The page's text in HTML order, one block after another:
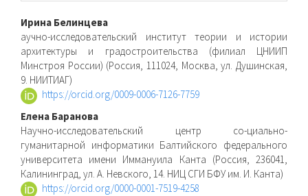
Основное
содержимое
статьи
Ирина Белинцева
аучно-исследовательский институт теории и истории
архитектуры и градостроительства (филиал ЦНИИП
Минстроя России) (Россия, 111024, Москва, ул. Душинская,
9. НИИТИАГ)
https://orcid.org/0009-0006-7126-7759
Елена Баранова
Научно-исследовательский центр со-циально-
гуманитарной информатики Балтийского федерального
университета имени Иммануила Канта (Россия, 236041,
Калининград, ул. А. Невского, 14. НИЦ СГИ БФУ им. И. Канта)
https://orcid.org/0000-0001-7519-4258